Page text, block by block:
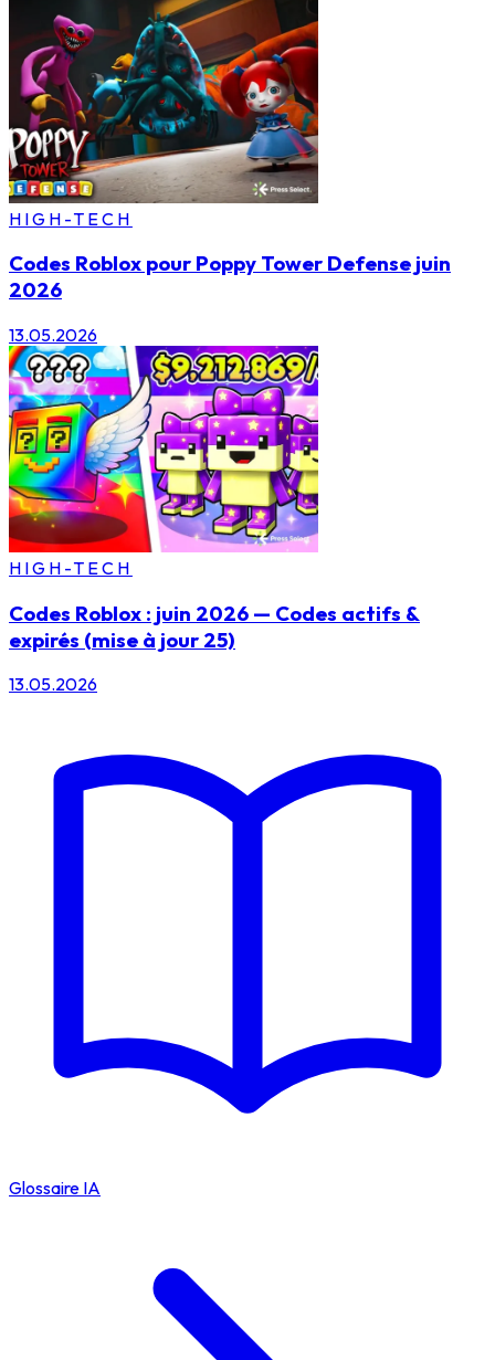
HIGH-TECH
Codes Roblox pour Poppy Tower Defense juin
2026
13.05.2026
HIGH-TECH
Codes Roblox : juin 2026 — Codes actifs &
expirés (mise à jour 25)
13.05.2026
Glossaire IA